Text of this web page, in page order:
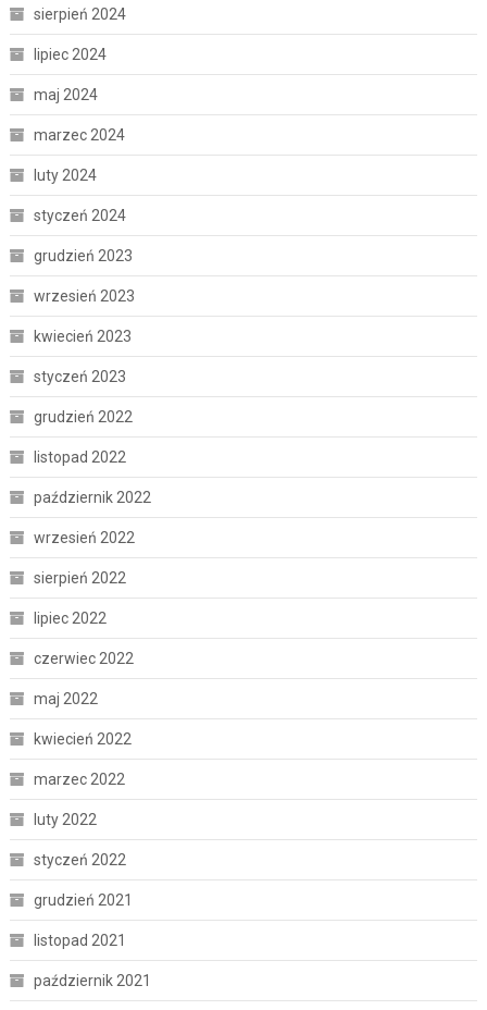
sierpień 2024
lipiec 2024
maj 2024
marzec 2024
luty 2024
styczeń 2024
grudzień 2023
wrzesień 2023
kwiecień 2023
styczeń 2023
grudzień 2022
listopad 2022
październik 2022
wrzesień 2022
sierpień 2022
lipiec 2022
czerwiec 2022
maj 2022
kwiecień 2022
marzec 2022
luty 2022
styczeń 2022
grudzień 2021
listopad 2021
październik 2021